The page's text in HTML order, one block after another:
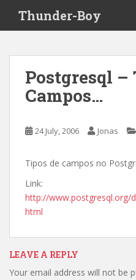
i
Thunder-Boy
Postgresql –
Campos…
24 July, 2006 Jonas
Tipos de campos no
Link:
http://www.postgresql.org/
html
LEAVE A REPLY
Your email address will not be